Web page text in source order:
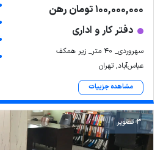
100,000,000 تومان رهن
دفتر کار و اداری
سهروردی_ ۴۰ متر_ زیر همکف
عباس‌آباد, تهران
مشاهده جزییات
3 تصویر